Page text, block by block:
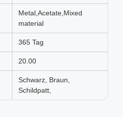
Metal,Acetate,Mixed
material
365 Tag
20.00
Schwarz, Braun,
Schildpatt,